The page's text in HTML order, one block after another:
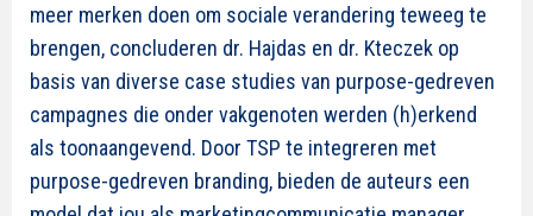
meer merken doen om sociale verandering teweeg te
brengen, concluderen dr. Hajdas en dr. Kteczek op
basis van diverse case studies van purpose-gedreven
campagnes die onder vakgenoten werden (h)erkend
als toonaangevend. Door TSP te integreren met
purpose-gedreven branding, bieden de auteurs een